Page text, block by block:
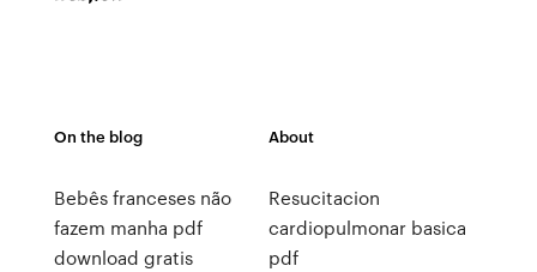
On the blog
Bebês franceses não
fazem manha pdf
download gratis
About
Resucitacion
cardiopulmonar basica
pdf